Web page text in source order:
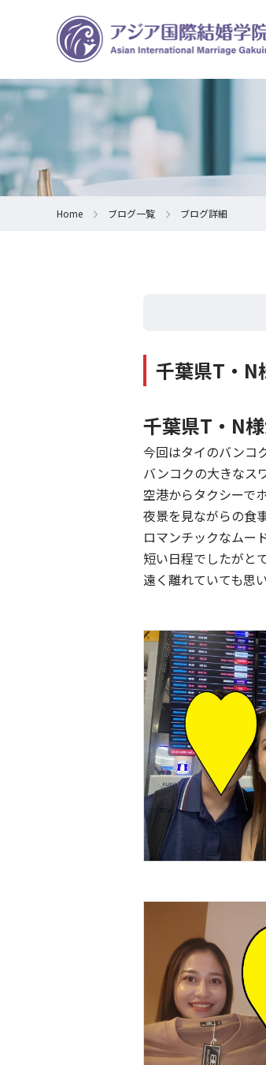
Home ブログ一覧 ブログ詳細
千葉県T・N
千葉県T・N
今回はタイのバンコ
バンコクの大きなス
空港からタクシーで
夜景を見ながらの食
ロマンチックなムー
短い日程でしたがと
遠く離れていても思